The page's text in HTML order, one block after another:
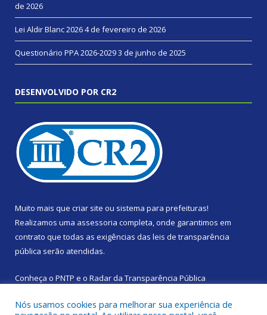
de 2026
Lei Aldir Blanc 20264 de fevereiro de 2026
Questionário PPA 2026-20293 de junho de 2025
DESENVOLVIDO POR CR2
Muito mais que criar site ou sistema para prefeituras!
Realizamos uma assessoria completa, onde garantimos em
contrato que todas as exigências das leis de transparência
pública serão atendidas.
Conheça o PNTP e o Radar da Transparência Pública
Nós usamos cookies para melhorar sua experiência de